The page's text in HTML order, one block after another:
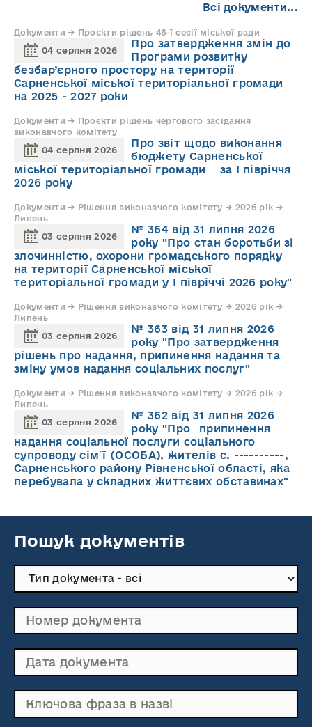
Всі документи...
Документи → Проєкти рішень 46-ї сесії міської ради
04 серпня 2026
Про затвердження змін до
Програми розвитку
безбар’єрного простору на території
Сарненської міської територіальної громади
на 2025 - 2027 роки
Документи → Проєкти рішень чергового засідання
виконавчого комітету
04 серпня 2026
Про звіт щодо виконання
бюджету Сарненської
міської територіальної громади за І півріччя
2026 року
Документи → Рішення виконавчого комітету → 2026 рік →
Липень
03 серпня 2026
№ 364 від 31 липня 2026
року "Про стан боротьби зі
злочинністю, охорони громадського порядку
на території Сарненської міської
територіальної громади у І півріччі 2026 року"
Документи → Рішення виконавчого комітету → 2026 рік →
Липень
03 серпня 2026
№ 363 від 31 липня 2026
року "Про затвердження
рішень про надання, припинення надання та
зміну умов надання соціальних послуг"
Документи → Рішення виконавчого комітету → 2026 рік →
Липень
03 серпня 2026
№ 362 від 31 липня 2026
року "Про припинення
надання соціальної послуги соціального
супроводу cім`ї (ОСОБА), жителів с. ----------,
Сарненського району Рівненської області, яка
перебувала у складних життєвих обставинах"
Пошук документів